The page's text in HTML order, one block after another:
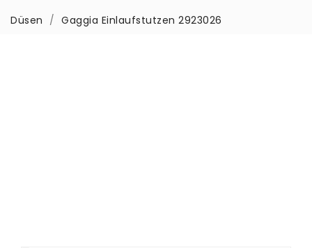
Düsen
Gaggia Einlaufstutzen 2923026